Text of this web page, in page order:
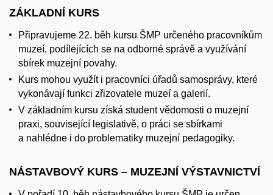
ZÁKLADNÍ KURS
Připravujeme 22. běh kursu ŠMP určeného pracovníkům
muzeí, podílejících se na odborné správě a využívání
sbírek muzejní povahy.
Kurs mohou využít i pracovníci úřadů samosprávy, které
vykonávají funkci zřizovatele muzeí a galerií.
V základním kursu získá student vědomosti o muzejní
praxi, související legislativě, o práci se sbírkami
a nahlédne i do problematiky muzejní pedagogiky.
NÁSTAVBOVÝ KURS – MUZEJNÍ VÝSTAVNICTVÍ